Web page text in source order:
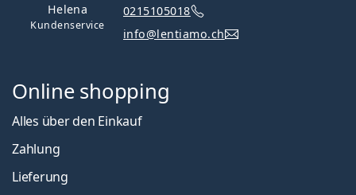
Helena
Kundenservice
0215105018
info@lentiamo.ch
Online shopping
Alles über den Einkauf
Zahlung
Lieferung